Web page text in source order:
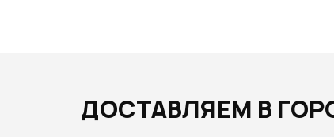
ДОСТАВЛЯЕМ В